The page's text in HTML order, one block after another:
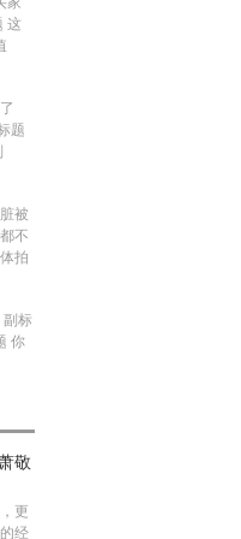
这
题
被
不
拍
标
你
敬
更
经